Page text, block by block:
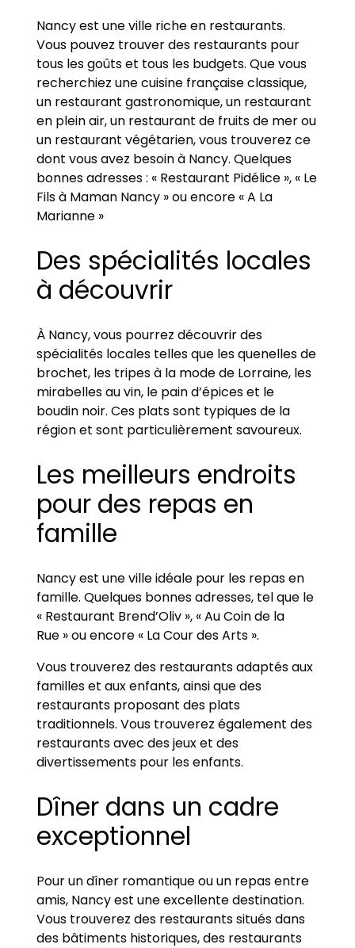
Nancy est une ville riche en restaurants.
Vous pouvez trouver des restaurants pour
tous les goûts et tous les budgets. Que vous
recherchiez une cuisine française classique,
un restaurant gastronomique, un restaurant
en plein air, un restaurant de fruits de mer ou
un restaurant végétarien, vous trouverez ce
dont vous avez besoin à Nancy. Quelques
bonnes adresses : « Restaurant Pidélice », « Le
Fils à Maman Nancy » ou encore « A La
Marianne »
Des spécialités locales
à découvrir
À Nancy, vous pourrez découvrir des
spécialités locales telles que les quenelles de
brochet, les tripes à la mode de Lorraine, les
mirabelles au vin, le pain d’épices et le
boudin noir. Ces plats sont typiques de la
région et sont particulièrement savoureux.
Les meilleurs endroits
pour des repas en
famille
Nancy est une ville idéale pour les repas en
famille. Quelques bonnes adresses, tel que le
« Restaurant Brend’Oliv », « Au Coin de la
Rue » ou encore « La Cour des Arts ».
Vous trouverez des restaurants adaptés aux
familles et aux enfants, ainsi que des
restaurants proposant des plats
traditionnels. Vous trouverez également des
restaurants avec des jeux et des
divertissements pour les enfants.
Dîner dans un cadre
exceptionnel
Pour un dîner romantique ou un repas entre
amis, Nancy est une excellente destination.
Vous trouverez des restaurants situés dans
des bâtiments historiques, des restaurants